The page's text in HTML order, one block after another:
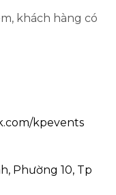
khách hàng có
kpevents
Phường 10, Tp